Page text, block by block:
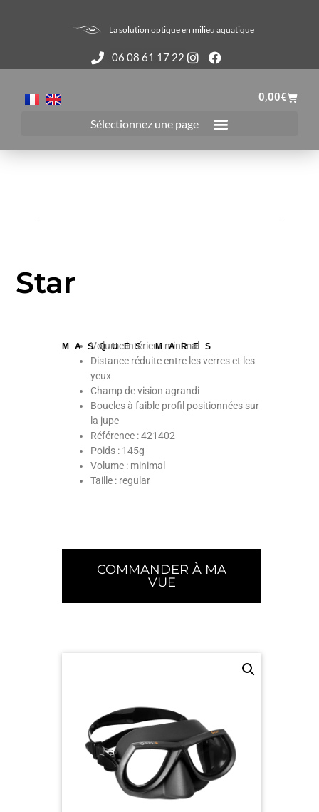
La solution optique en milieu aquatique
06 08 61 17 22
0,00€
Star
MASQUES MARES
Volume intérieur minimal
Distance réduite entre les verres et les
yeux
Champ de vision agrandi
Boucles à faible profil positionnées sur
la jupe
Référence : 421402
Poids : 145g
Volume : minimal
Taille : regular
COMMANDER À MA
VUE